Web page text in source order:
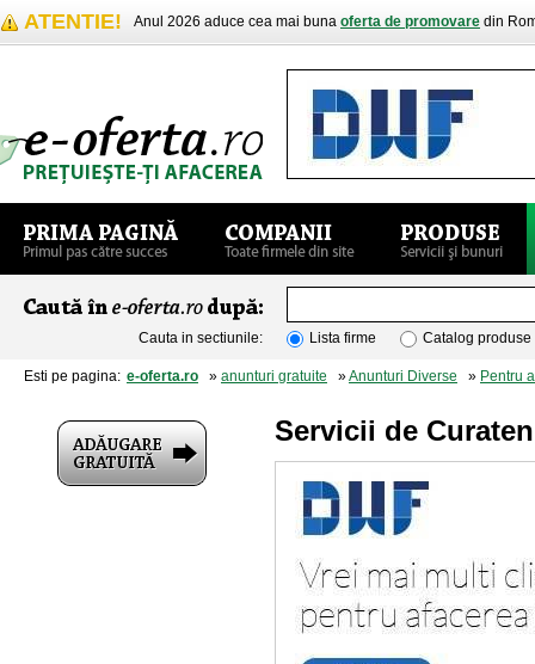
ATENTIE! Anul 2026 aduce cea mai buna oferta de promovare din
Cauta in sectiunile: Lista firme Catalog produse
Esti pe pagina: e-oferta.ro » anunturi gratuite »Anunturi Diverse » Pentru
Servicii de